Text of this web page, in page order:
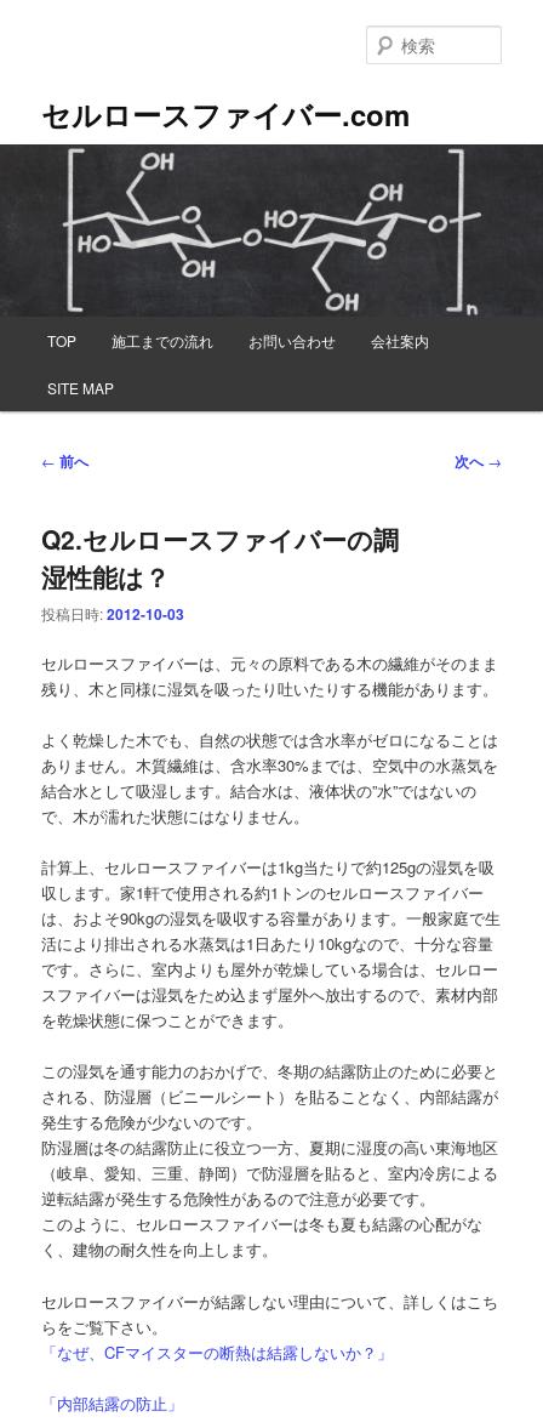
テ
へ
セルロースファイバー.com
索
メ
TOP 施工までの流れ お問い合わせ 会社案内
SITE MAP
投
ビ
ー
シ
ン
← 前へ 次へ→
Q2.セルロースファイバーの調
湿性能は？
投稿日時:2012-10-03
セルロースファイバーは、元々の原料である木の繊維がそのまま
残り、木と同様に湿気を吸ったり吐いたりする機能があります。
よく乾燥した木でも、自然の状態では含水率がゼロになることは
ありません。木質繊維は、含水率30%までは、空気中の水蒸気を
結合水として吸湿します。結合水は、液体状の”水”ではないの
で、木が濡れた状態にはなりません。
計算上、セルロースファイバーは1kg当たりで約125gの湿気を吸
収します。家1軒で使用される約1トンのセルロースファイバー
は、およそ90kgの湿気を吸収する容量があります。一般家庭で生
活により排出される水蒸気は1日あたり10kgなので、十分な容量
です。さらに、室内よりも屋外が乾燥している場合は、セルロー
スファイバーは湿気をため込まず屋外へ放出するので、素材内部
を乾燥状態に保つことができます。
この湿気を通す能力のおかげで、冬期の結露防止のために必要と
される、防湿層（ビニールシート）を貼ることなく、内部結露が
発生する危険が少ないのです。
防湿層は冬の結露防止に役立つ一方、夏期に湿度の高い東海地区
（岐阜、愛知、三重、静岡）で防湿層を貼ると、室内冷房による
逆転結露が発生する危険性があるので注意が必要です。
このように、セルロースファイバーは冬も夏も結露の心配がな
く、建物の耐久性を向上します。
セルロースファイバーが結露しない理由について、詳しくはこち
らをご覧下さい。
「なぜ、CFマイスターの断熱は結露しないか？」
「内部結露の防止」